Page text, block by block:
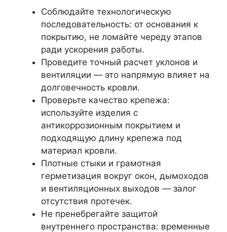
Соблюдайте технологическую
последовательность: от основания к
покрытию, не ломайте череду этапов
ради ускорения работы.
Проведите точный расчет уклонов и
вентиляции — это напрямую влияет на
долговечность кровли.
Проверьте качество крепежа:
используйте изделия с
антикоррозионным покрытием и
подходящую длину крепежа под
материал кровли.
Плотные стыки и грамотная
герметизация вокруг окон, дымоходов
и вентиляционных выходов — залог
отсутствия протечек.
Не пренебрегайте защитой
внутреннего пространства: временные